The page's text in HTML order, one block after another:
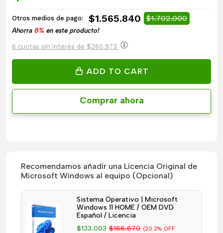
Otros medios de pago: $1.565.840 $1.702.000
Ahorra 8% en este producto!
6 cuotas sin interés de $260.973
ADD TO CART
Comprar ahora
Recomendamos añadir una Licencia Original de
Microsoft Windows al equipo (Opcional)
Sistema Operativo | Microsoft
Windows 11 HOME / OEM DVD
Español / Licencia
$133.003 $166.670 (20.2% OFF